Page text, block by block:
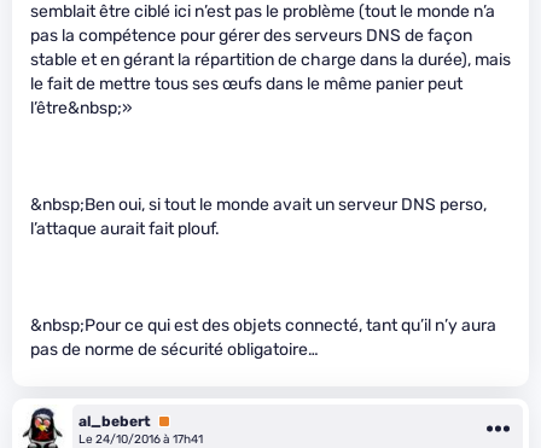
semblait être ciblé ici n’est pas le problème (tout le monde n’a
pas la compétence pour gérer des serveurs DNS de façon
stable et en gérant la répartition de charge dans la durée), mais
le fait de mettre tous ses œufs dans le même panier peut
l’être&nbsp;»
&nbsp;Ben oui, si tout le monde avait un serveur DNS perso,
l’attaque aurait fait plouf.
&nbsp;Pour ce qui est des objets connecté, tant qu’il n’y aura
pas de norme de sécurité obligatoire…
al_bebert Premium
Le 24/10/2016 à 17h41